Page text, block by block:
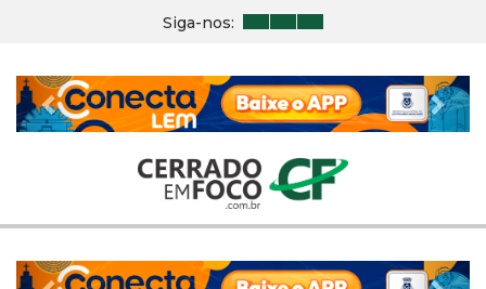
Siga-nos:
Previous Next
Previous Next